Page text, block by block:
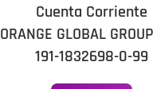
Cuenta Corriente
ORANGE GLOBAL
191-1832698-0-99